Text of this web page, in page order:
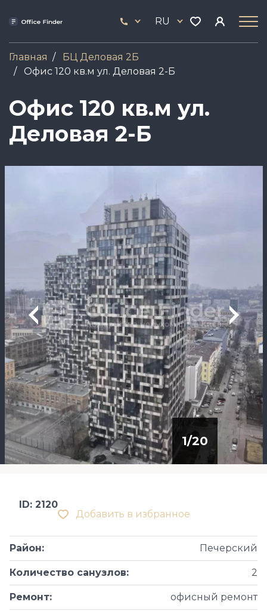
содержанию
444
17
RU
Главная
БЦ Деловая 2Б
Офис 120 кв.м ул. Деловая 2-Б
Офис 120 кв.м ул.
Деловая 2-Б
1/20
Добавить в избранное
ID: 2120
Район: Печерский
Количество санузлов: 2
Ремонт: офисный ремонт